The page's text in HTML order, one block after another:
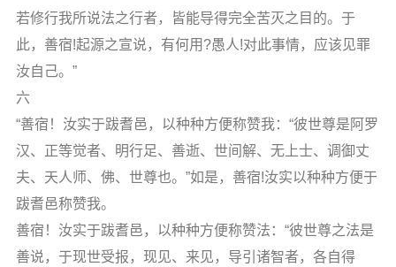
若修行我所说法之行者，皆能导得完全苦灭之目的。于
此，善宿!起源之宣说，有何用?愚人!对此事情，应该见罪
汝自己。”
六
“善宿！汝实于跋耆邑，以种种方便称赞我：“彼世尊是阿罗
汉、正等觉者、明行足、善逝、世间解、无上士、调御丈
夫、天人师、佛、世尊也。”如是，善宿!汝实以种种方便于
跋耆邑称赞我。
善宿！汝实于跋耆邑，以种种方便称赞法：“彼世尊之法是
善说，于现世受报，现见、来见，导引诸智者，各自得